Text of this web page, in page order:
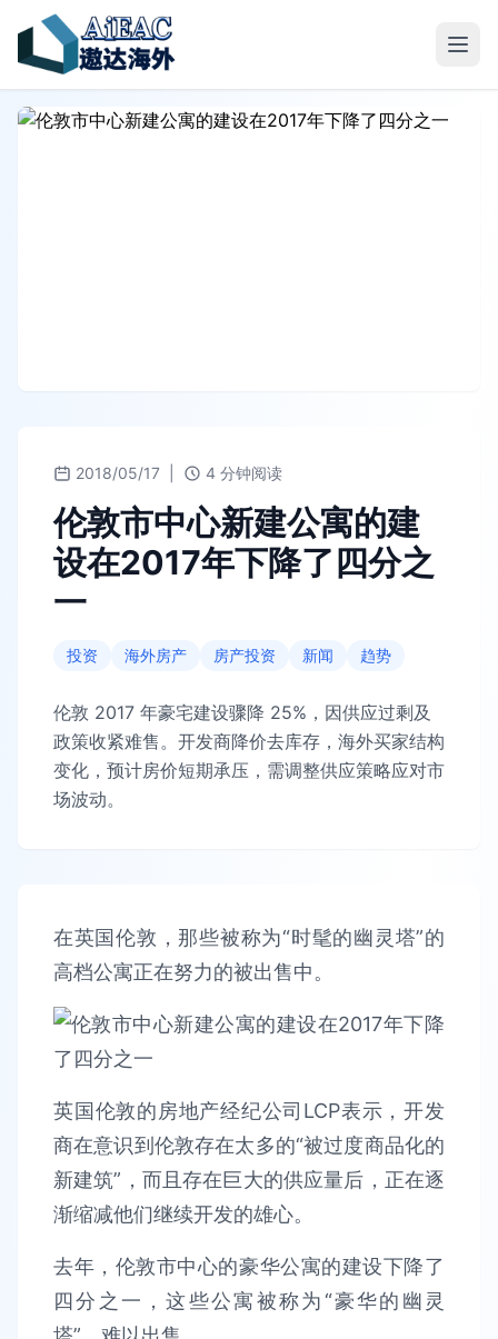
2018/05/17 4 分钟阅读
伦敦市中心新建公寓的建
设在2017年下降了四分之
一
投资 海外房产 房产投资 新闻 趋势
伦敦 2017 年豪宅建设骤降 25%，因供应过剩及
政策收紧难售。开发商降价去库存，海外买家结构
变化，预计房价短期承压，需调整供应策略应对市
场波动。
在英国伦敦，那些被称为“时髦的幽灵塔”的
高档公寓正在努力的被出售中。
英国伦敦的房地产经纪公司LCP表示，开发
商在意识到伦敦存在太多的“被过度商品化的
新建筑”，而且存在巨大的供应量后，正在逐
渐缩减他们继续开发的雄心。
去年，伦敦市中心的豪华公寓的建设下降了
四分之一，这些公寓被称为“豪华的幽灵